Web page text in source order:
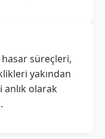
süreçleri,
yakından
olarak